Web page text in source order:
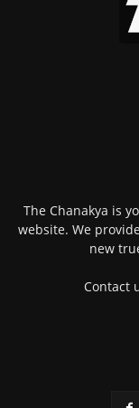
The Chanakya is
website. We
new
Contact